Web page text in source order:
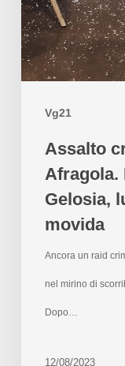
Vg21
Assalto
Afragola.
Gelosia,
movida
Ancora un raid
nel mirino di
Dopo…
12/08/2023